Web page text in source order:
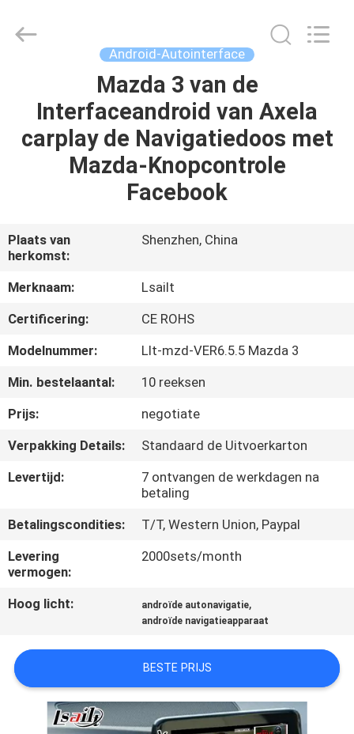
PRODUCTEN
ONGEVEER
ONS
FABRIEKSREIS
KWALITEITSCONTROLE
CONTACTEER
ONS
NIEUWS
SITEMAP
PRIVACY
POLICY
Automobile
Electron
Android-Autointerface
Mazda 3 van de
Interfaceandroid van Axela
carplay de Navigatiedoos met
Mazda-Knopcontrole
Facebook
Plaats van
herkomst:
Shenzhen, China
Merknaam:
Lsailt
Certificering:
CE ROHS
Modelnummer:
Llt-mzd-VER6.5.5 Mazda 3
Min. bestelaantal:
10 reeksen
Prijs:
negotiate
Verpakking Details:
Standaard de Uitvoerkarton
Levertijd:
7 ontvangen de werkdagen na
betaling
Betalingscondities:
T/T, Western Union, Paypal
Levering
vermogen:
2000sets/month
Hoog licht: androïde autonavigatie,
androïde navigatieapparaat
BESTE PRIJS